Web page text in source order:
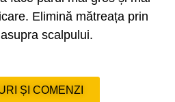
Elimină mătreața prin
scalpului.
ȘI COMENZI